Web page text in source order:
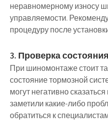
неравномерному износу
управляемости.
процедуру после
3. Проверка
При шиномонтаже стоит
состояние тормозной
могут негативно
заметили какие-либо
обратиться к